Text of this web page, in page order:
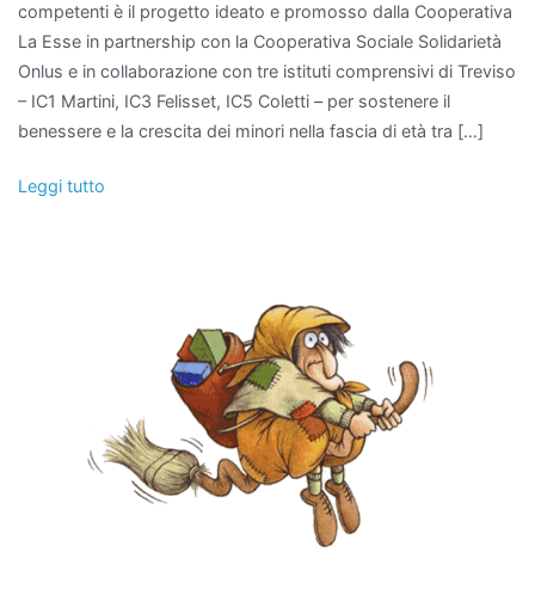
competenti è il progetto ideato e promosso dalla Cooperativa
La Esse in partnership con la Cooperativa Sociale Solidarietà
Onlus e in collaborazione con tre istituti comprensivi di Treviso
– IC1 Martini, IC3 Felisset, IC5 Coletti – per sostenere il
benessere e la crescita dei minori nella fascia di età tra […]
Leggi tutto